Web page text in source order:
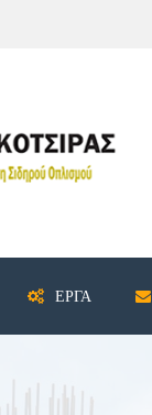
ΈΡΓΑ